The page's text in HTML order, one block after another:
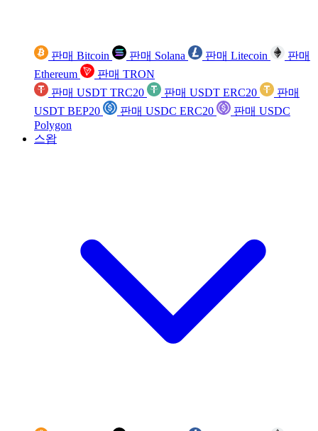
판매 Bitcoin 판매 Solana 판매 Litecoin
판매
Ethereum
판매 TRON
판매 USDT TRC20
판매 USDT ERC20
판매
USDT BEP20
판매 USDC ERC20
판매 USDC
Polygon
스왑